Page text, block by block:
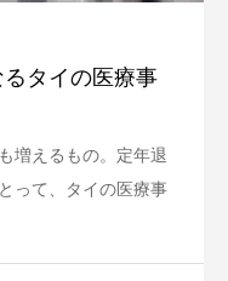
タイの医療事
増えるもの。定年退
って、タイの医療事